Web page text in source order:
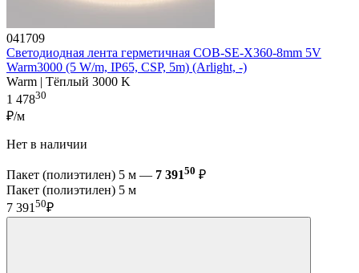
041709
Светодиодная лента герметичная COB-SE-X360-8mm 5V
Warm3000 (5 W/m, IP65, CSP, 5m) (Arlight, -)
Warm | Тёплый 3000 K
1 47830
₽/м
Нет в наличии
Пакет (полиэтилен) 5 м — 7 39150 ₽
Пакет (полиэтилен) 5 м
7 39150₽